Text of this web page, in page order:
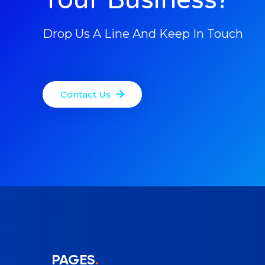
Drop Us A Line And Keep In Touch
Contact Us
PAGES.